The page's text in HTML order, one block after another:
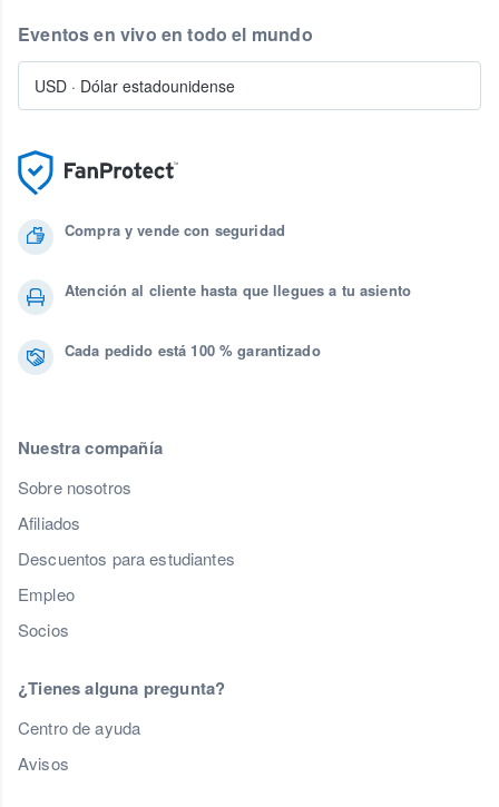
Compra y vende con seguridad
Atención al cliente hasta que llegues a tu asiento
Cada pedido está 100 % garantizado
Nuestra compañía
Sobre nosotros
Afiliados
Descuentos para estudiantes
Empleo
Socios
¿Tienes alguna pregunta?
Centro de ayuda
Avisos
Eventos en vivo en todo el mundo
USD · Dólar estadounidense